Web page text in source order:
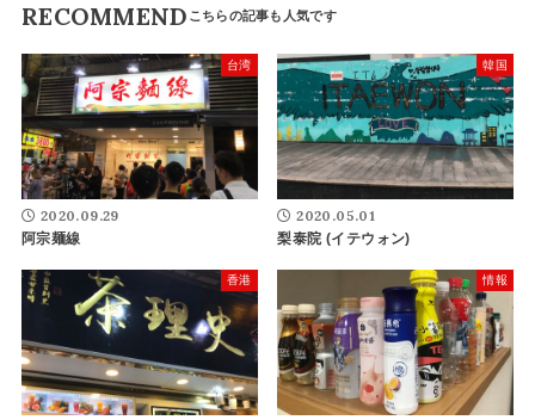
RECOMMEND
台湾
2020.09.29
阿宗麺線
韓国
2020.05.01
梨泰院 (イテウォン)
香港 情報